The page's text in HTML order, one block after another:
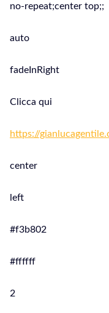
no-repeat;center top;;
auto
fadeInRight
Clicca qui
https://
center
left
#f3b802
#ffffff
2